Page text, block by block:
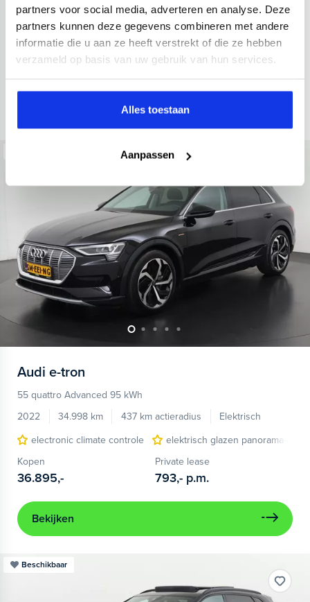
partners voor social media, adverteren en analyse. Deze
partners kunnen deze gegevens combineren met andere
informatie die u aan ze heeft verstrekt of die ze hebben
verzameld op basis van uw gebruik van hun services.
Alles toestaan
Aanpassen
Hybride benzine
Automaat
achteruitrijcamera
Apple Carplay/Android Auto
Kopen
Op aanvraag
Audi e-tron
55 quattro Advanced 95 kWh
2022
34.998 km 437 km actieradius
Elektrisch
electronic climate controle
elektrisch glazen panorama-dak
Kopen
36.895,-
Private lease
793,- p.m.
Bekijken
Beschikbaar